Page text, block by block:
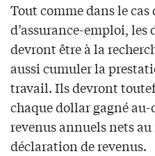
Tout comme dans le cas
d’assurance-emploi, les
devront être à la
aussi cumuler la
travail. Ils devront
chaque dollar gagné au-
revenus annuels nets
déclaration de revenus.